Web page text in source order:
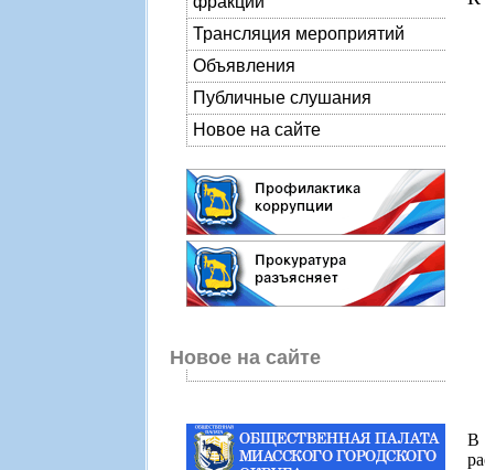
Трансляция мероприятий
Объявления
Публичные слушания
Новое на сайте
Новое на сайте
В